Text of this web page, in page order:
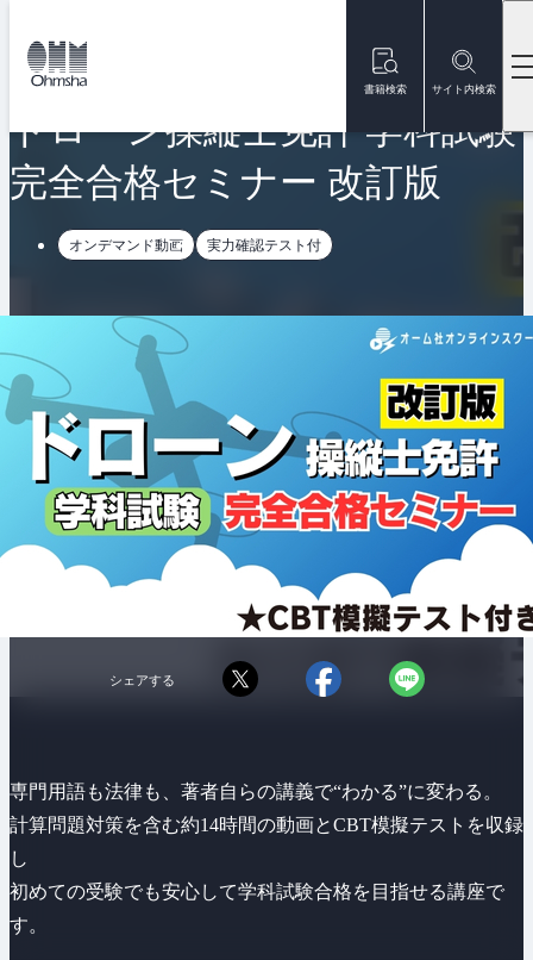
書籍検索 サイト内検索
トップ
ドローン操縦士免許 学科試験
完全合格セミナー 改訂版
オンデマンド動画 実力確認テスト付
シェアする
専門用語も法律も、著者自らの講義で“わかる”に変わる。
計算問題対策を含む約14時間の動画とCBT模擬テストを収録
し
初めての受験でも安心して学科試験合格を目指せる講座で
す。